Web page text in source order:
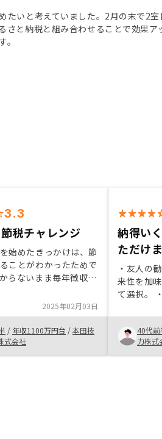
たいと考えていました。2月の末で2
さと納税と組み合わせることで効果
。
3.3
税チャレンジ
始めたきっかけは、節
ことがわかったためで
らないまま毎年徴収さ
ルする術があると言うこ
興味を持ちました。
をしてみると、今まで知
けで自分で節税金額を
も可能であることがわ
2025年02月03日
/ 年収1100万円台 /本田技
式会社
納得い
ただけ
・友人の
来性を加
て選択。
きでした
ォローが
きました
まで提案
してます。
40代前
力株式